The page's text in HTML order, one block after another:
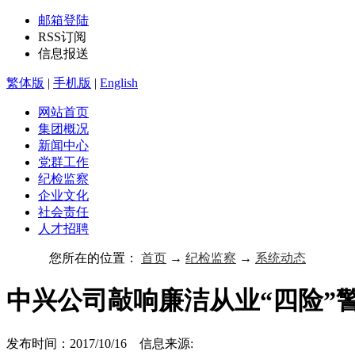
邮箱登陆
RSS订阅
信息报送
繁体版 | 手机版 | English
网站首页
集团概况
新闻中心
党群工作
纪检监察
企业文化
社会责任
人才招聘
您所在的位置： 首页 → 纪检监察 → 系统动态
中兴公司敲响廉洁从业“四险”
发布时间：2017/10/16 信息来源: